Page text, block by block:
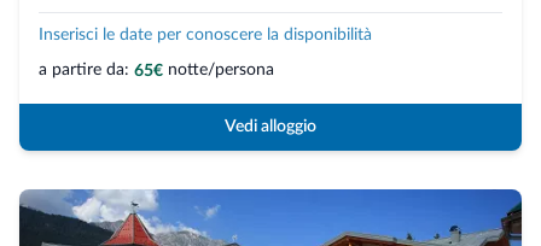
Inserisci le date per conoscere la disponibilità
a partire da: 65€ notte/persona
Vedi alloggio